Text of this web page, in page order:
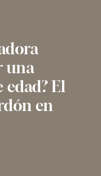
una
El
en